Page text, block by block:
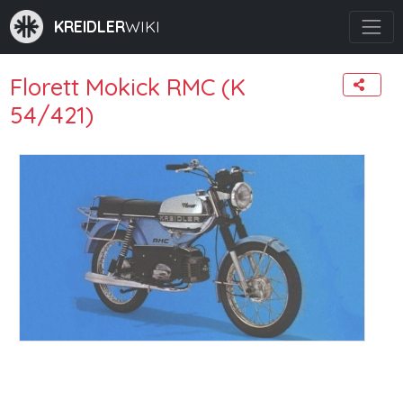
KREIDLERWIKI
Florett Mokick RMC (K
54/421)